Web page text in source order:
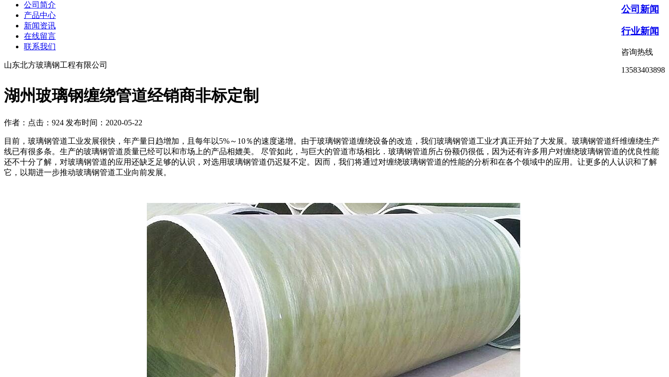
公司新闻
行业新闻
咨询热线
13583403898
湖州玻璃钢缠绕管道经销商非标定制
作者： 点击：924 发布时间：2020-05-22
目前，玻璃钢管道工业发展很快，年产量日趋增加，且每年以5%～10％的速度递增。由于玻璃钢管道缠绕设备的改造，我们玻璃钢管道工业才真正开始了大发展。玻璃钢管道纤维缠绕生产
线已有很多条。生产的玻璃钢管道质量已经可以和市场上的产品相媲美。 尽管如此，与巨大的管道市场相比．玻璃钢管道所占份额仍很低，因为还有许多用户对缠绕玻璃钢管道的优良性能
还不十分了解，对玻璃钢管道的应用还缺乏足够的认识，对选用玻璃钢管道仍迟疑不定。因而，我们将通过对缠绕玻璃钢管道的性能的分析和在各个领域中的应用。让更多的人认识和了解
它，以期进一步推动玻璃钢管道工业向前发展。
公司简介
产品中心
新闻资讯
在线留言
联系我们
山东北方玻璃钢工程有限公司